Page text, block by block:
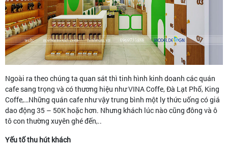
Ngoài ra theo chúng ta quan sát thì tinh hình kinh doanh các quán
cafe sang trọng và có thương hiệu như VINA Coffe, Đà Lạt Phố, King
Coffe,…Những quán cafe như vậy trung bình một ly thức uống có giá
dao động 35 – 50K hoặc hơn. Nhưng khách lúc nào cũng đông và ô
tô con thường xuyên ghé đến,..
Yếu tố thu hút khách